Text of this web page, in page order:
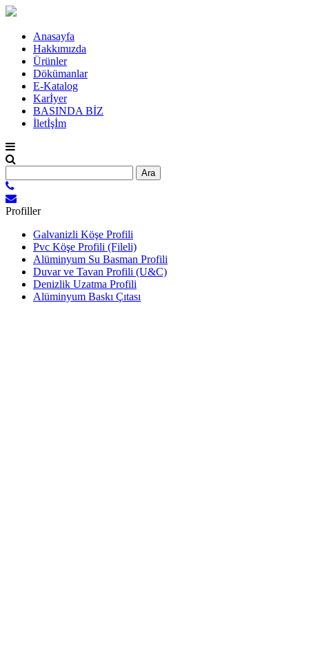
Anasayfa
Hakkımızda
Ürünler
Dökümanlar
E-Katalog
Karİyer
BASINDA BİZ
İletİşİm
Profiller
Galvanizli Köşe Profili
Pvc Köşe Profili (Fileli)
Alüminyum Su Basman Profili
Duvar ve Tavan Profili (U&C)
Denizlik Uzatma Profili
Alüminyum Baskı Çıtası